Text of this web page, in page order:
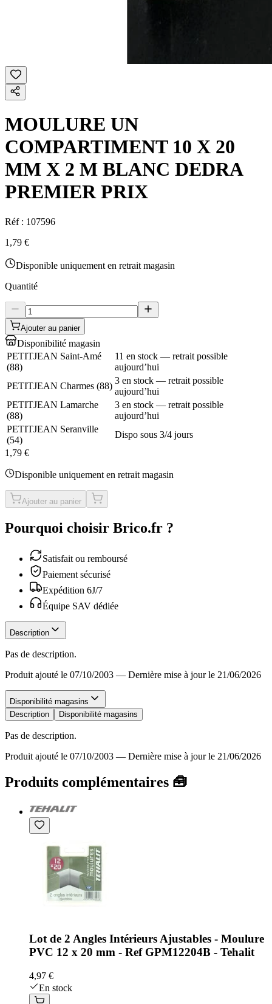
MOULURE UN
COMPARTIMENT 10 X 20
MM X 2 M BLANC DEDRA
PREMIER PRIX
Réf : 107596
1,79 €
Disponible uniquement en retrait magasin
Quantité
Ajouter au panier
Disponibilité magasin
PETITJEAN Saint-Amé
(88)
11 en stock — retrait possible
aujourd’hui
PETITJEAN Charmes (88)
3 en stock — retrait possible
aujourd’hui
PETITJEAN Lamarche
(88)
3 en stock — retrait possible
aujourd’hui
PETITJEAN Seranville
(54)
Dispo sous 3/4 jours
1,79 €
Disponible uniquement en retrait magasin
Ajouter au panier
Pourquoi choisir Brico.fr ?
Satisfait ou remboursé
Paiement sécurisé
Expédition 6J/7
Équipe SAV dédiée
Description
Pas de description.
Produit ajouté le 07/10/2003 — Dernière mise à jour le 21/06/2026
Disponibilité magasins
Description
Disponibilité magasins
Pas de description.
Produit ajouté le 07/10/2003 — Dernière mise à jour le 21/06/2026
Produits complémentaires 🧰
Lot de 2 Angles Intérieurs Ajustables - Moulure
PVC 12 x 20 mm - Ref GPM12204B - Tehalit
4,97 €
En stock